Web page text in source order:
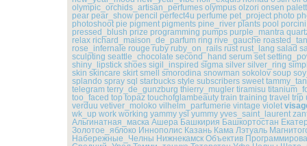
olympic_orchids_artisan_perfumes olympus olzori onsen
pear pear_show pencil perfect4u perfume pet_project photo
photoshoot pie pigment pigments pine_river plants pool porcini
pressed_blush prize programming pumps purple_mantra
relax richard_maison_de_parfum ring rive_gauche
rose_infernale rouge ruby ruby_on_rails rust rust_lang salad
sculpting seattle_chocolate second_hand serum set
shiny_lipstick shoes sigil_inspired sigma silver silver_ring
skin skincare skirt smell smorodina snowman sokolov soup
splando spray sql starbucks style subscribers sweet
telegram terry_de_gunzburg thierry_mugler tiramisu
too_faced top topaz touchofglambeauty train training travel trip
verduu vetiver_moloko vilhelm_parfumerie vintage violet
wk_up work working yammy ysl yummy yves_saint_laurent
Альгинатная_маска Ашера Башкирия Башкортостан
Золотое_яблоко Иннополис Казань Кама Лэтуаль
Набережные_Челны Нижнекамск Объектив